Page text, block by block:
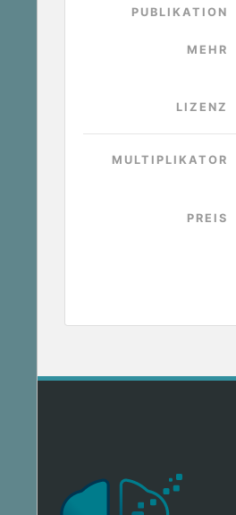
PUBLIKATION
MEHR
LIZENZ
MULTIPLIKATOR
PREIS